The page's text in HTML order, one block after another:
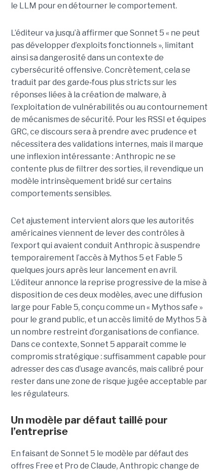
le LLM pour en détourner le comportement.
L’éditeur va jusqu’à affirmer que Sonnet 5 « ne peut
pas développer d’exploits fonctionnels », limitant
ainsi sa dangerosité dans un contexte de
cybersécurité offensive. Concrètement, cela se
traduit par des garde‑fous plus stricts sur les
réponses liées à la création de malware, à
l’exploitation de vulnérabilités ou au contournement
de mécanismes de sécurité. Pour les RSSI et équipes
GRC, ce discours sera à prendre avec prudence et
nécessitera des validations internes, mais il marque
une inflexion intéressante : Anthropic ne se
contente plus de filtrer des sorties, il revendique un
modèle intrinsèquement bridé sur certains
comportements sensibles.
Cet ajustement intervient alors que les autorités
américaines viennent de lever des contrôles à
l’export qui avaient conduit Anthropic à suspendre
temporairement l’accès à Mythos 5 et Fable 5
quelques jours après leur lancement en avril.
L’éditeur annonce la reprise progressive de la mise à
disposition de ces deux modèles, avec une diffusion
large pour Fable 5, conçu comme un « Mythos safe »
pour le grand public, et un accès limité de Mythos 5 à
un nombre restreint d’organisations de confiance.
Dans ce contexte, Sonnet 5 apparaît comme le
compromis stratégique : suffisamment capable pour
adresser des cas d’usage avancés, mais calibré pour
rester dans une zone de risque jugée acceptable par
les régulateurs.
Un modèle par défaut taillé pour
l’entreprise
En faisant de Sonnet 5 le modèle par défaut des
offres Free et Pro de Claude, Anthropic change de